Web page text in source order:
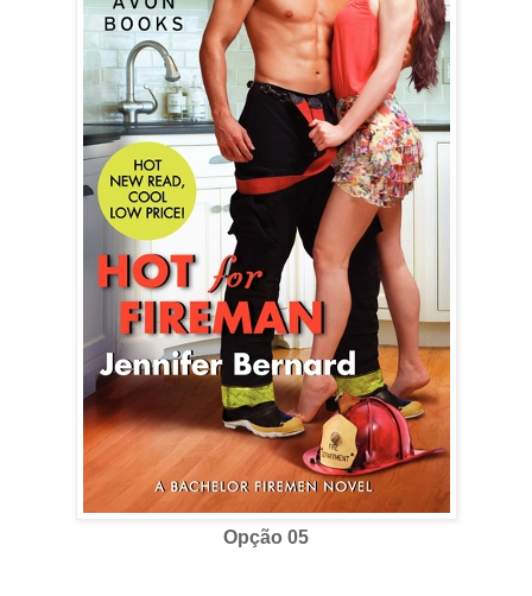
Opção 05